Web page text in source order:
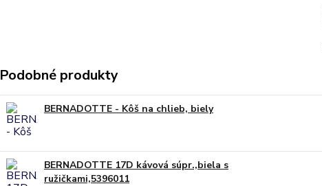
Podobné produkty
BERNADOTTE - Kôš na chlieb, biely
BERNADOTTE 17D kávová súpr.,biela s
ružičkami,5396011